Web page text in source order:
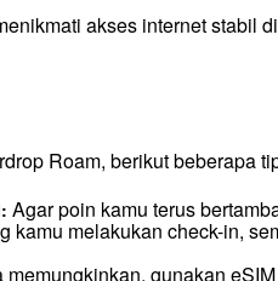
akses internet stabil
Roam, berikut beberapa
Agar poin kamu terus
kamu melakukan check-in,
memungkinkan, gunakan